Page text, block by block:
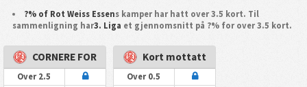
?% of Rot Weiss Essens kamper har hatt over 3.5 kort. Til
sammenligning har3. Liga et gjennomsnitt på ?% for over 3.5 kort.
CORNERE FOR
Over 2.5
Kort mottatt
Over 0.5